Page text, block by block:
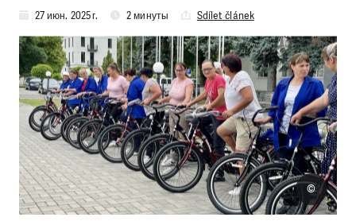
27 июн. 2025 г. 2 минуты Sdílet článek
©